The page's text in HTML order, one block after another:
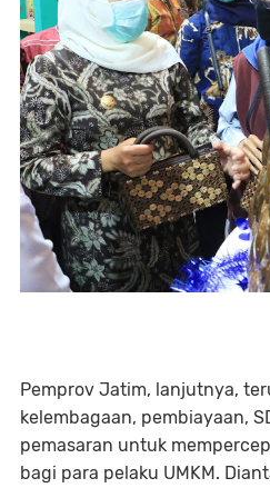
Pemprov Jatim, lanjutnya,
kelembagaan, pembiayaan,
pemasaran untuk
bagi para pelaku UMKM.